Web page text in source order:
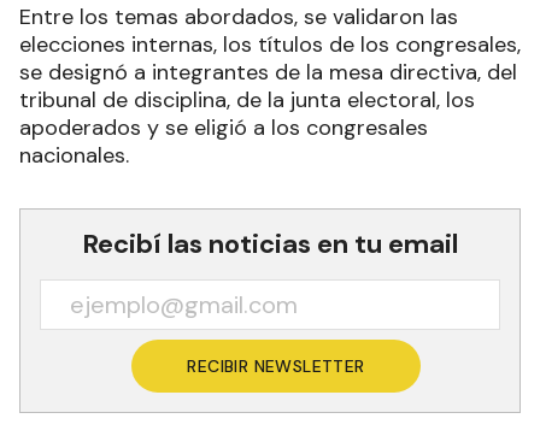
Entre los temas abordados, se validaron las
elecciones internas, los títulos de los congresales,
se designó a integrantes de la mesa directiva, del
tribunal de disciplina, de la junta electoral, los
apoderados y se eligió a los congresales
nacionales.
Recibí las noticias en tu email
RECIBIR NEWSLETTER